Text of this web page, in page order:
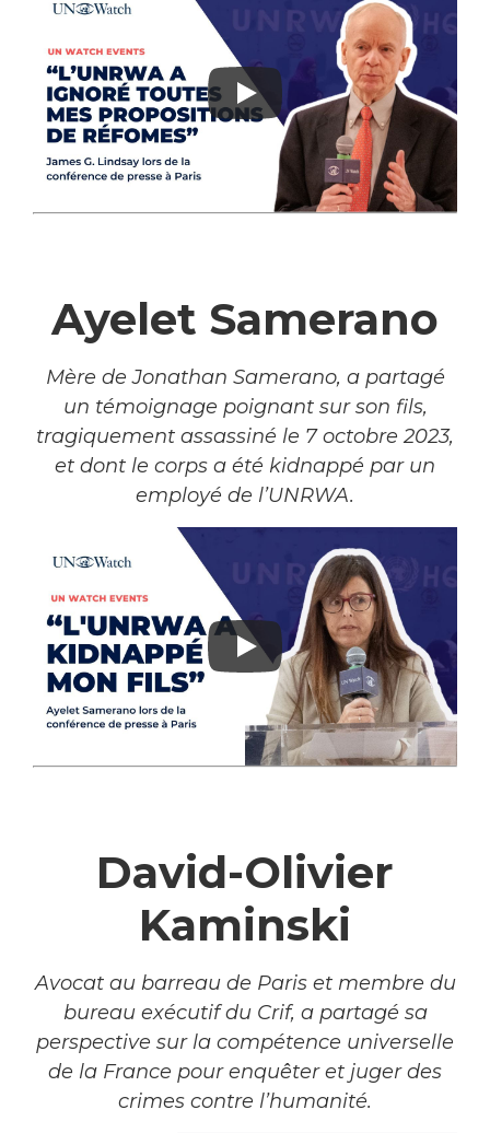
Ayelet Samerano
Mère de Jonathan Samerano, a partagé
un témoignage poignant sur son fils,
tragiquement assassiné le 7 octobre 2023,
et dont le corps a été kidnappé par un
employé de l’UNRWA.
David-Olivier
Kaminski
Avocat au barreau de Paris et membre du
bureau exécutif du Crif, a partagé sa
perspective sur la compétence universelle
de la France pour enquêter et juger des
crimes contre l’humanité.